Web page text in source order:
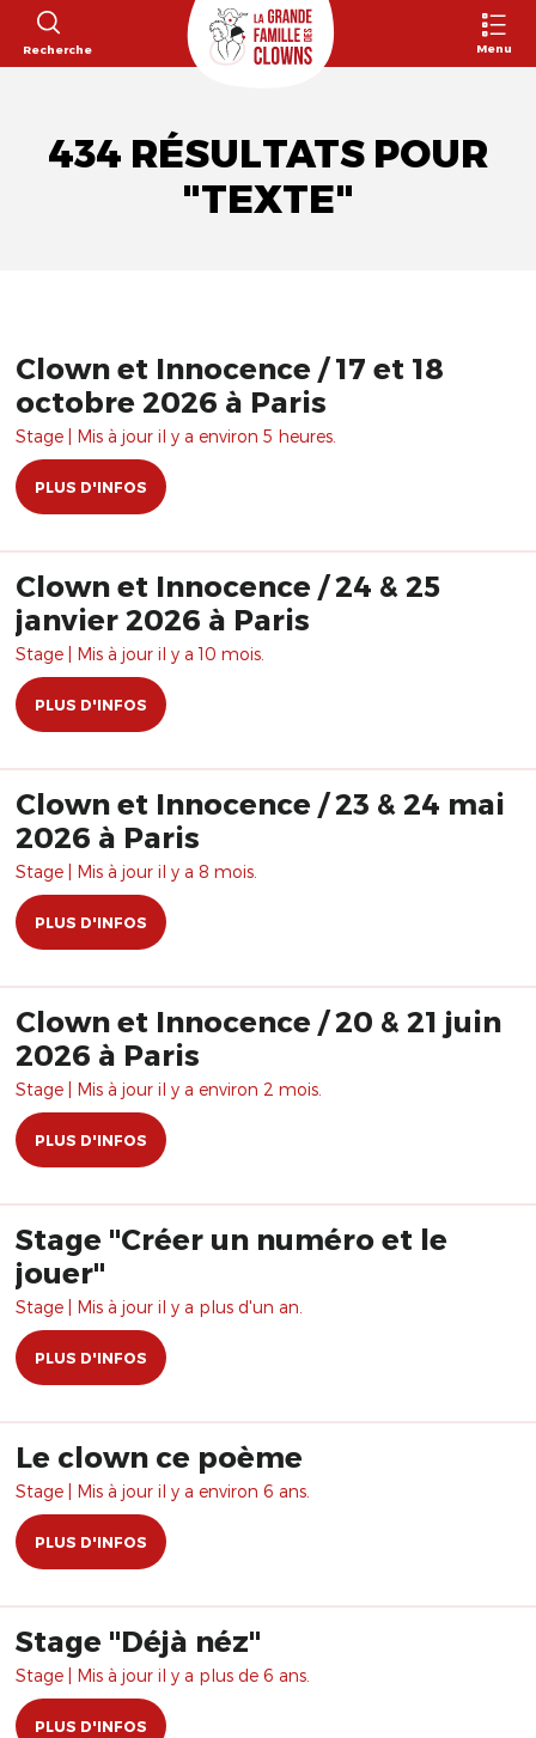
Recherche Menu
434 RÉSULTATS POUR
"TEXTE"
Clown et Innocence / 17 et 18
octobre 2026 à Paris
Stage | Mis à jour il y a environ 5 heures.
PLUS D'INFOS
Clown et Innocence / 24 & 25
janvier 2026 à Paris
Stage | Mis à jour il y a 10 mois.
PLUS D'INFOS
Clown et Innocence / 23 & 24 mai
2026 à Paris
Stage | Mis à jour il y a 8 mois.
PLUS D'INFOS
Clown et Innocence / 20 & 21 juin
2026 à Paris
Stage | Mis à jour il y a environ 2 mois.
PLUS D'INFOS
Stage "Créer un numéro et le
jouer"
Stage | Mis à jour il y a plus d'un an.
PLUS D'INFOS
Le clown ce poème
Stage | Mis à jour il y a environ 6 ans.
PLUS D'INFOS
Stage "Déjà néz"
Stage | Mis à jour il y a plus de 6 ans.
PLUS D'INFOS